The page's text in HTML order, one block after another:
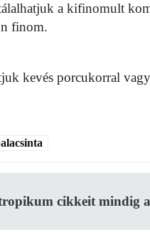
a kifinomult
finom.
kevés porcukorral
cikkeit mindig